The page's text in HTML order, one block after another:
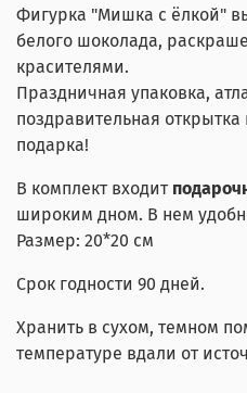
Фигурка "Мишка с ёлкой"
белого шоколада,
красителями.
Праздничная упаковка,
поздравительная
подарка!
В комплект входит
широким дном. В нем
Размер: 20*20 см
Срок годности 90 дней.
Хранить в сухом, темном
температуре вдали от